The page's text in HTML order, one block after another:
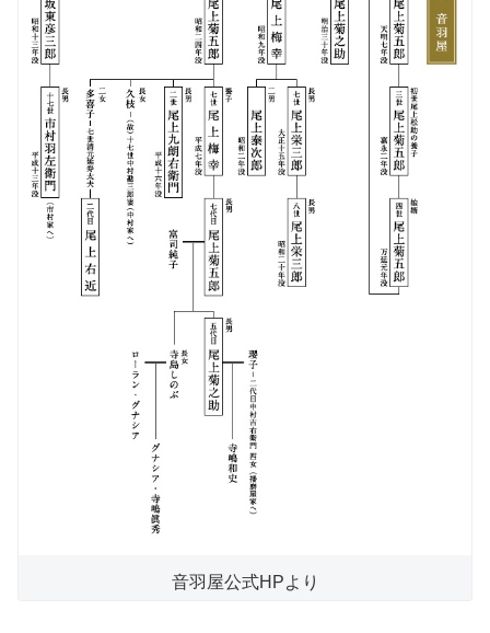
音羽屋公式HPより